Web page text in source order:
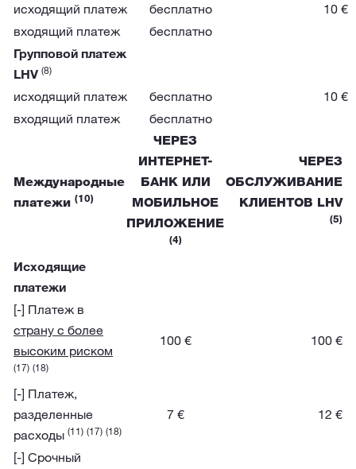
исходящий платеж бесплатно
10 €
входящий платеж
бесплатно
Групповой платеж
LHV (8)
исходящий платеж бесплатно
10 €
входящий платеж
бесплатно
Международные
платежи (10)
ЧЕРЕЗ
ИНТЕРНЕТ-
БАНК ИЛИ
МОБИЛЬНОЕ
ПРИЛОЖЕНИЕ
(4)
ЧЕРЕЗ
ОБСЛУЖИВАНИЕ
КЛИЕНТОВ LHV
(5)
Исходящие
платежи
[-] Платеж в
страну с более
высоким риском
(17) (18)
100 € 100 €
[-] Платеж,
разделенные
расходы (11) (17) (18)
7 € 12 €
[-] Срочный